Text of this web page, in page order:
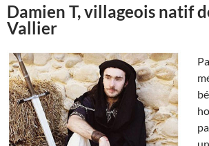
Damien T, villageois natif
Vallier